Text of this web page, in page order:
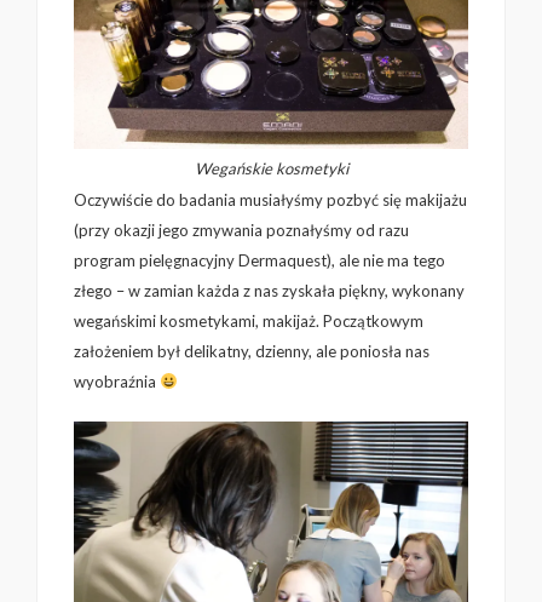
Wegańskie kosmetyki
Oczywiście do badania musiałyśmy pozbyć się makijażu
(przy okazji jego zmywania poznałyśmy od razu
program pielęgnacyjny Dermaquest), ale nie ma tego
złego – w zamian każda z nas zyskała piękny, wykonany
wegańskimi kosmetykami, makijaż. Początkowym
założeniem był delikatny, dzienny, ale poniosła nas
wyobraźnia